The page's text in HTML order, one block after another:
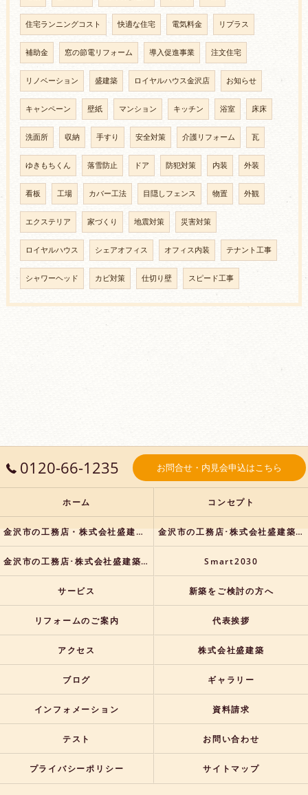
住宅ランニングコスト 快適な住宅 電気料金 リプラス
補助金 窓の節電リフォーム 導入促進事業 注文住宅
リノベーション 盛建築 ロイヤルハウス金沢店 お知らせ
キャンペーン 壁紙 マンション キッチン 浴室 床床
洗面所 収納 手すり 安全対策 介護リフォーム 瓦
ゆきもちくん 落雪防止 ドア 防犯対策 内装 外装
看板 工場 カバー工法 目隠しフェンス 物置 外観
エクステリア 家づくり 地震対策 災害対策
ロイヤルハウス シェアオフィス オフィス内装 テナント工事
シャワーヘッド カビ対策 仕切り壁 スピード工事
0120-66-1235 お問合せ・内見会申込はこちら
ホーム コンセプト
金沢市の工務店・株式会社盛建築の口コミ情報 金沢市の工務店･株式会社盛建築の評判
金沢市の工務店･株式会社盛建築のお客様の声 Smart2030
サービス 新築をご検討の方へ
リフォームのご案内 代表挨拶
アクセス 株式会社盛建築
ブログ ギャラリー
インフォメーション 資料請求
テスト お問い合わせ
プライバシーポリシー サイトマップ